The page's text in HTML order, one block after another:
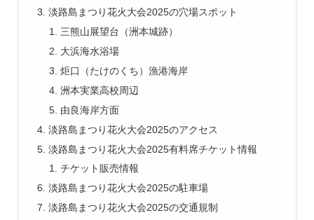
淡路島まつり花火大会2025の穴場スポット
三熊山展望台（洲本城跡）
大浜海水浴場
炬口（たけのくち）漁港海岸
洲本実業高校周辺
由良海岸方面
淡路島まつり花火大会2025のアクセス
淡路島まつり花火大会2025有料席チケット情報
チケット販売情報
淡路島まつり花火大会2025の駐車場
淡路島まつり花火大会2025の交通規制